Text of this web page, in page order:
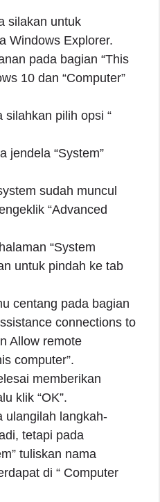
silakan untuk
Windows Explorer.
pada bagian “This
10 dan “Computer”
silahkan pilih opsi “
jendela “System”
sudah muncul
“Advanced
“System
untuk pindah ke tab
centang pada bagian
connections to
Allow remote
computer”.
memberikan
klik “OK”.
ulangilah langkah-
tetapi pada
tuliskan nama
di “ Computer